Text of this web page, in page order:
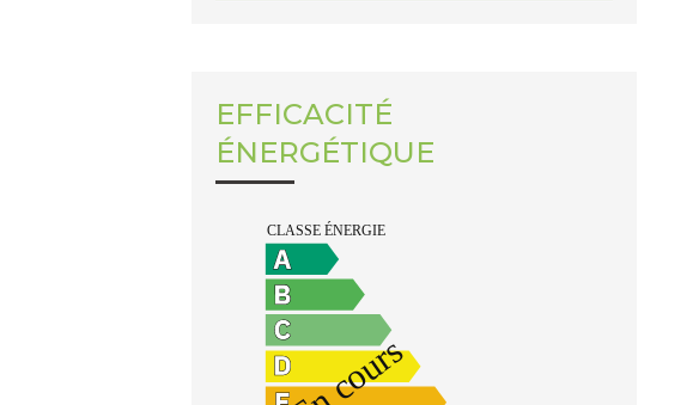
EFFICACITÉ
ÉNERGÉTIQUE